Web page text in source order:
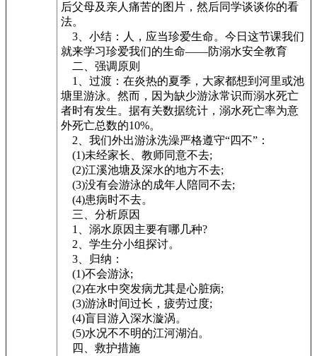
后父母及亲人痛苦的图片，然后同学谈谈你的看
法。
3、小结：人，应当珍爱生命。今日这节课我们
就来学习珍爱我们的生命——防溺水安全教育
二、强调原则
1、过渡：在炎热的夏季，大家都想到河里或池
塘里游泳。然而，因为缺少游泳常识而溺水死亡
者时有发生。据有关数据统计，溺水死亡率为意
外死亡总数的10%。
2、我们外出游泳洗澡严格遵守“四不”：
(1)未经家长、教师同意不去;
(2)江溪池塘及深水的地方不去;
(3)没有会游泳的成年人陪同不去;
(4)患病时不去。
三、分析原因
1、溺水原因主要有哪几种?
2、学生分小组探讨。
3、归纳：
(1)不会游泳;
(2)在水中突发病尤其是心脏病;
(3)游泳时间过长，疲劳过度;
(4)盲目游入深水漩涡。
(5)水况不不明的江河湖泊。
四、救护措施